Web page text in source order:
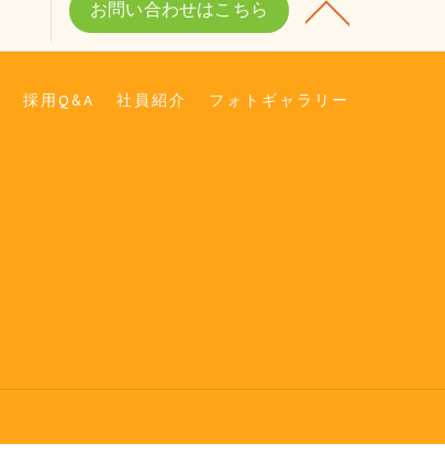
お問い合わせはこちら
採用Q&A 社員紹介
フォトギャラリー